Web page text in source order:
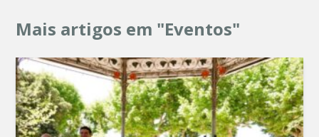
Mais artigos em "Eventos"